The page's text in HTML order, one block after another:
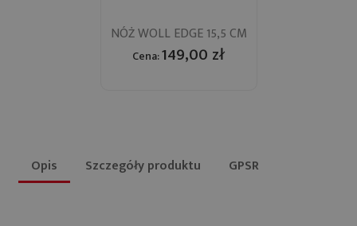
NÓŻ WOLL EDGE 15,5 CM
Cena:149,00 zł
Opis Szczegóły produktu GPSR